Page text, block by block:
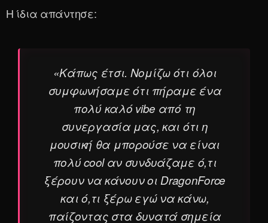
Η ίδια απάντησε:
«Κάπως έτσι. Νομίζω ότι όλοι
συμφωνήσαμε ότι πήραμε ένα
πολύ καλό vibe από τη
συνεργασία μας, και ότι η
μουσική θα μπορούσε να είναι
πολύ cool αν συνδυάζαμε ό,τι
ξέρουν να κάνουν οι DragonForce
και ό,τι ξέρω εγώ να κάνω,
παίζοντας στα δυνατά σημεία